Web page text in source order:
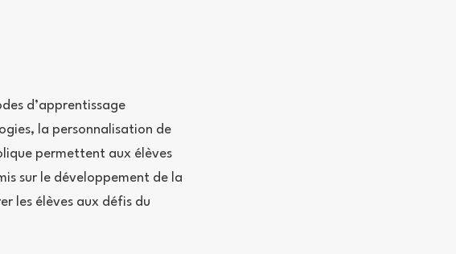
d’apprentissage
la personnalisation de
permettent aux élèves
sur le développement de la
les élèves aux défis du